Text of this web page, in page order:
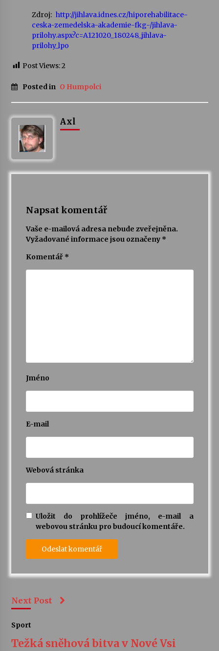
Zdroj: http://jihlava.idnes.cz/hiporehabilitace-
ceska-zemedelska-akademie-fkg-/jihlava-
prilohy.aspx?c=A121020_180248_jihlava-
prilohy_lpo
Post Views:2
Posted in O Humpolci
Axl
Napsat komentář
Vaše e-mailová adresa nebude zveřejněna.
Vyžadované informace jsou označeny *
Komentář *
Jméno
E-mail
Webová stránka
Uložit do prohlížeče jméno, e-mail a
webovou stránku pro budoucí komentáře.
Next Post
Sport
Težká sněhová bitva v Nové Vsi